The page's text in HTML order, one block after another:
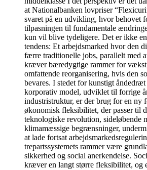
at Nationalbanken lovpriser
svaret på en udvikling, hvor behovet
tilpasningen til fundamentale
kun vil blive tydeligere. Det er ikke
tendens: Et arbejdsmarked hvor den
færre traditionelle jobs, parallelt med
kræver bæredygtige rammer for
omfattende reorganisering, hvis den
bevares. I stedet for kunstigt
korporativ model, udviklet til forrige
industristruktur, er der brug for en ny
økonomisk fleksibilitet, der passer til
teknologiske revolution, sideløbende
klimamæssige begrænsninger,
at lade fortsat
trepartssystemets rammer være
sikkerhed og social anerkendelse.
kræver en langt større fleksibilitet, og